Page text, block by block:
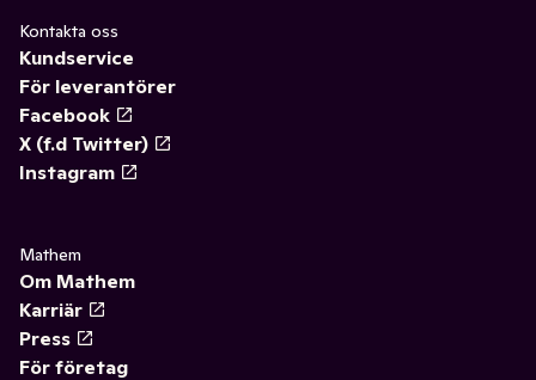
Kontakta oss
Kundservice
För leverantörer
Facebook
X (f.d Twitter)
Instagram
Mathem
Om Mathem
Karriär
Press
För företag